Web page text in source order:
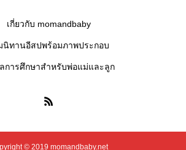
เกี่ยวกับ momandbaby
นิทานอีสปพร้อมภาพประกอบ
การศึกษาสำหรับพ่อแม่และลูก
© 2019 momandbaby.net